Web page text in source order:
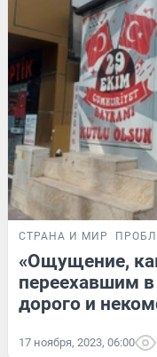
СТРАНА И МИР
«Ощущение,
переехавшим
дорого и
17 ноября, 2023, 06:00